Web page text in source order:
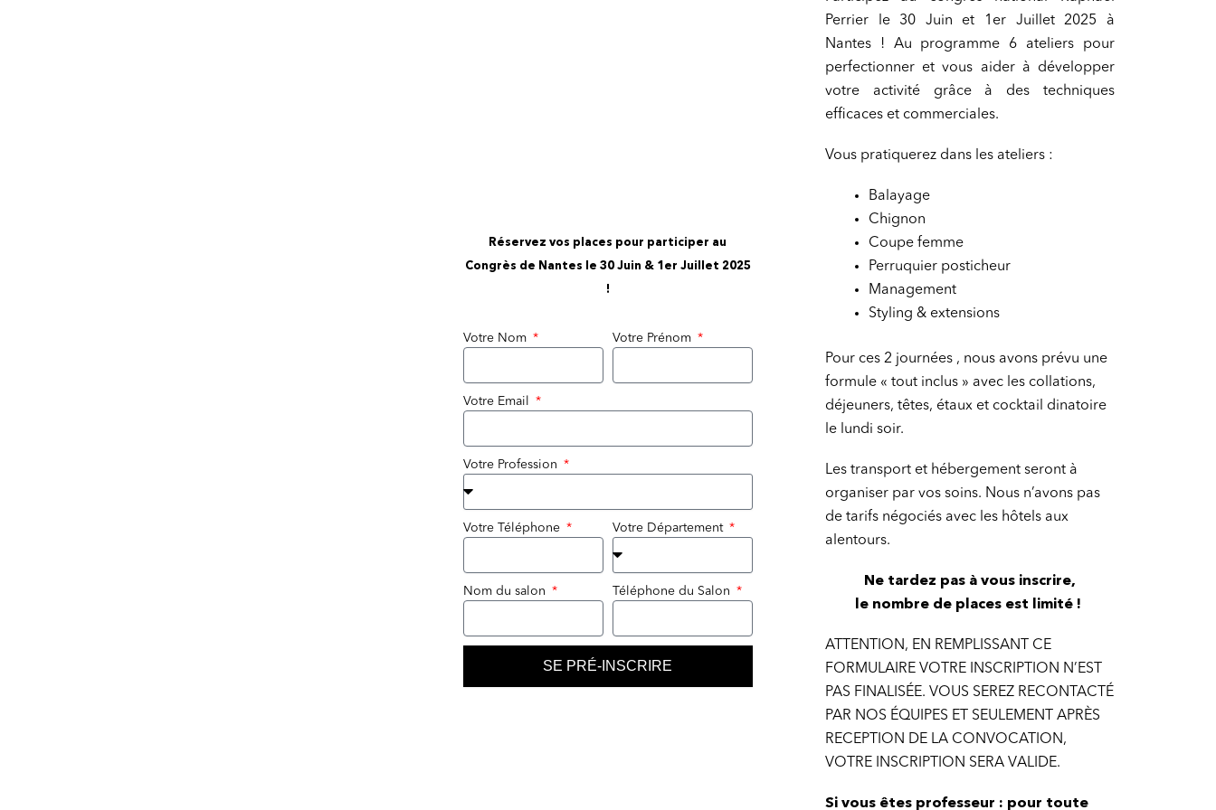
Réservez vos places pour participer au
Congrès de Nantes le 30 Juin & 1er Juillet 2025
!
Votre Nom Votre Prénom
Votre Email
Votre Profession
Votre Téléphone Votre Département
Nom du salon Téléphone du Salon
SE PRÉ-INSCRIRE
Perrier le 30 Juin et 1er Juillet 2025 à
Nantes ! Au programme 6 ateliers pour
perfectionner et vous aider à développer
votre activité grâce à des techniques
efficaces et commerciales.
Vous pratiquerez dans les ateliers :
Balayage
Chignon
Coupe femme
Perruquier posticheur
Management
Styling & extensions
Pour ces 2 journées , nous avons prévu une
formule « tout inclus » avec les collations,
déjeuners, têtes, étaux et cocktail dinatoire
le lundi soir.
Les transport et hébergement seront à
organiser par vos soins. Nous n’avons pas
de tarifs négociés avec les hôtels aux
alentours.
Ne tardez pas à vous inscrire,
le nombre de places est limité !
ATTENTION, EN REMPLISSANT CE
FORMULAIRE VOTRE INSCRIPTION N’EST
PAS FINALISÉE. VOUS SEREZ RECONTACTÉ
PAR NOS ÉQUIPES ET SEULEMENT APRÈS
RECEPTION DE LA CONVOCATION,
VOTRE INSCRIPTION SERA VALIDE.
Si vous êtes professeur : pour toute